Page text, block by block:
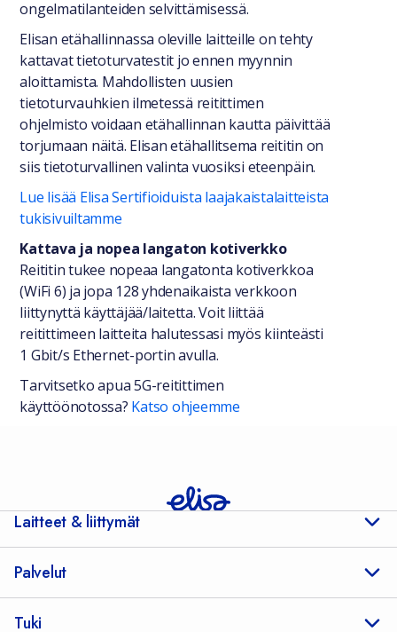
ongelmatilanteiden selvittämisessä.
Elisan etähallinnassa oleville laitteille on tehty
kattavat tietoturvatestit jo ennen myynnin
aloittamista. Mahdollisten uusien
tietoturvauhkien ilmetessä reitittimen
ohjelmisto voidaan etähallinnan kautta päivittää
torjumaan näitä. Elisan etähallitsema reititin on
siis tietoturvallinen valinta vuosiksi eteenpäin.
Lue lisää Elisa Sertifioiduista laajakaistalaitteista
tukisivuiltamme
Kattava ja nopea langaton kotiverkko
Reititin tukee nopeaa langatonta kotiverkkoa
(WiFi 6) ja jopa 128 yhdenaikaista verkkoon
liittynyttä käyttäjää/laitetta. Voit liittää
reitittimeen laitteita halutessasi myös kiinteästi
1 Gbit/s Ethernet-portin avulla.
Tarvitsetko apua 5G-reitittimen
käyttöönotossa? Katso ohjeemme
Laitteet & liittymät
Palvelut
Tuki